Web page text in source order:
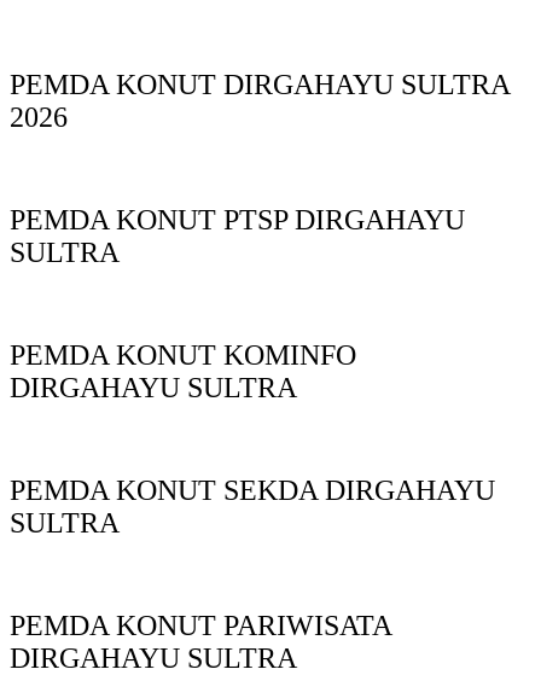
PEMDA KONUT DIRGAHAYU SULTRA
2026
PEMDA KONUT PTSP DIRGAHAYU
SULTRA
PEMDA KONUT KOMINFO
DIRGAHAYU SULTRA
PEMDA KONUT SEKDA DIRGAHAYU
SULTRA
PEMDA KONUT PARIWISATA
DIRGAHAYU SULTRA